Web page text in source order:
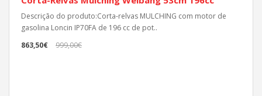
Descrição do produto:Corta-relvas MULCHING com motor de
gasolina Loncin IP70FA de 196 cc de pot..
863,50€
999,00€